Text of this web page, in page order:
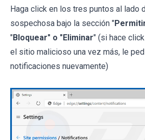
Haga click en los tres puntos al lado
sospechosa bajo la sección "
"Bloquear" o "Eliminar" (si hace
el sitio malicioso una vez más, le
notificaciones nuevamente)